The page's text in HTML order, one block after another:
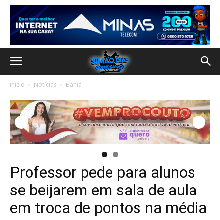
Início Notícias Bahia
Professor pede para alunos
se beijarem em sala de aula
em troca de pontos na média